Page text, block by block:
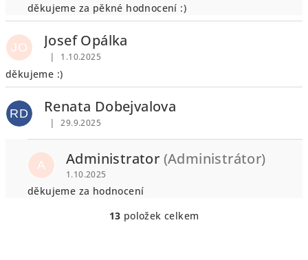
děkujeme za pěkné hodnocení :)
JO Josef Opálka
Hodnocení obchodu je 5 z 5 hvězdiček.
| 1.10.2025
děkujeme :)
RD Renata Dobejvalova
Hodnocení obchodu je 5 z 5 hvězdiček.
| 29.9.2025
A Administrator (Administrátor)
1.10.2025
děkujeme za hodnocení
O
13 položek celkem